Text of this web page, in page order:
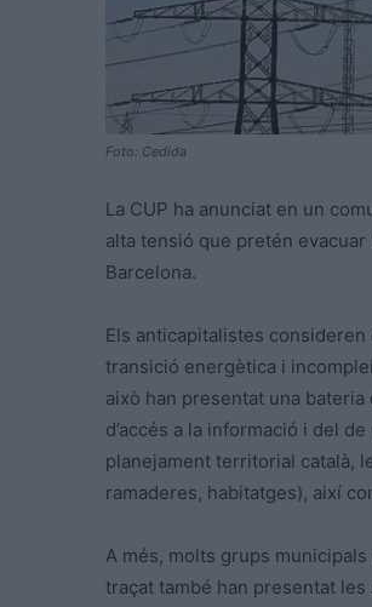
Foto: Cedida
La CUP ha anunciat en un
alta tensió que pretén evacuar
Barcelona.
Els anticapitalistes
transició energètica i
això han presentat una
d’accés a la informació i del
planejament territorial català,
ramaderes, habitatges), així
A més, molts grups
traçat també han presentat